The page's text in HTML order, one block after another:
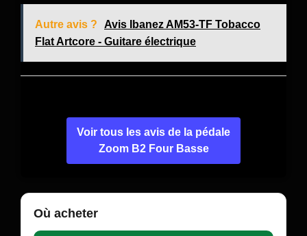
Autre avis ?
Avis Ibanez AM53-TF Tobacco
Flat Artcore - Guitare électrique
Voir tous les avis de la pédale
Zoom B2 Four Basse
Où acheter